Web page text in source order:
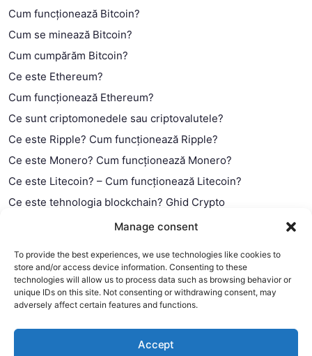
Manage consent
To provide the best experiences, we use technologies like cookies to
store and/or access device information. Consenting to these
technologies will allow us to process data such as browsing behavior or
unique IDs on this site. Not consenting or withdrawing consent, may
adversely affect certain features and functions.
Accept
Cum funcționează Bitcoin?
Cum se minează Bitcoin?
Cum cumpărăm Bitcoin?
Ce este Ethereum?
Cum funcționează Ethereum?
Ce sunt criptomonedele sau criptovalutele?
Ce este Ripple? Cum funcționează Ripple?
Ce este Monero? Cum funcționează Monero?
Ce este Litecoin? – Cum funcționează Litecoin?
Ce este tehnologia blockchain? Ghid Crypto
Ce este contractul smart?